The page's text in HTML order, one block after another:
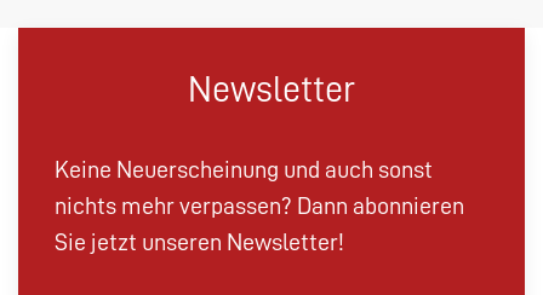
Newsletter
Keine Neuerscheinung und auch sonst
nichts mehr verpassen? Dann abonnieren
Sie jetzt unseren Newsletter!